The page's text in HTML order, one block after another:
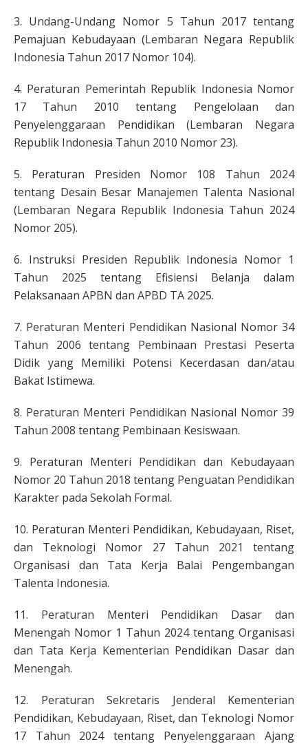
3. Undang-Undang Nomor 5 Tahun 2017 tentang
Pemajuan Kebudayaan (Lembaran Negara Republik
Indonesia Tahun 2017 Nomor 104).
4. Peraturan Pemerintah Republik Indonesia Nomor
17 Tahun 2010 tentang Pengelolaan dan
Penyelenggaraan Pendidikan (Lembaran Negara
Republik Indonesia Tahun 2010 Nomor 23).
5. Peraturan Presiden Nomor 108 Tahun 2024
tentang Desain Besar Manajemen Talenta Nasional
(Lembaran Negara Republik Indonesia Tahun 2024
Nomor 205).
6. Instruksi Presiden Republik Indonesia Nomor 1
Tahun 2025 tentang Efisiensi Belanja dalam
Pelaksanaan APBN dan APBD TA 2025.
7. Peraturan Menteri Pendidikan Nasional Nomor 34
Tahun 2006 tentang Pembinaan Prestasi Peserta
Didik yang Memiliki Potensi Kecerdasan dan/atau
Bakat Istimewa.
8. Peraturan Menteri Pendidikan Nasional Nomor 39
Tahun 2008 tentang Pembinaan Kesiswaan.
9. Peraturan Menteri Pendidikan dan Kebudayaan
Nomor 20 Tahun 2018 tentang Penguatan Pendidikan
Karakter pada Sekolah Formal.
10. Peraturan Menteri Pendidikan, Kebudayaan, Riset,
dan Teknologi Nomor 27 Tahun 2021 tentang
Organisasi dan Tata Kerja Balai Pengembangan
Talenta Indonesia.
11. Peraturan Menteri Pendidikan Dasar dan
Menengah Nomor 1 Tahun 2024 tentang Organisasi
dan Tata Kerja Kementerian Pendidikan Dasar dan
Menengah.
12. Peraturan Sekretaris Jenderal Kementerian
Pendidikan, Kebudayaan, Riset, dan Teknologi Nomor
17 Tahun 2024 tentang Penyelenggaraan Ajang